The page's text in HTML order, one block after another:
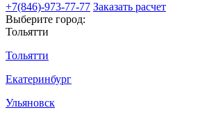
+7(846)-973-77-77 Заказать расчет
Выберите город:
Тольятти
Тольятти
Екатеринбург
Ульяновск